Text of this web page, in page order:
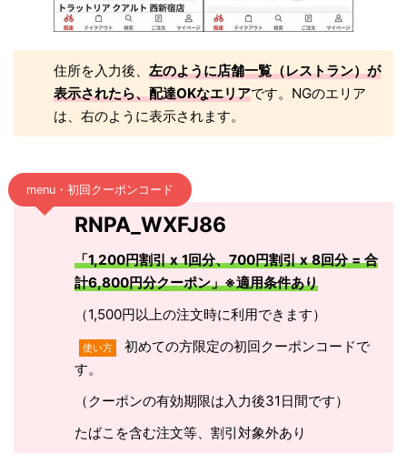
住所を入力後、左のように店舗一覧（レストラン）が
表示されたら、配達OKなエリアです。NGのエリア
は、右のように表示されます。
menu・初回クーポンコード
RNPA_WXFJ86
「1,200円割引 x 1回分、700円割引 x 8回分 = 合
計6,800円分クーポン」※適用条件あり
（1,500円以上の注文時に利用できます）
使い方
初めての方限定の初回クーポンコードで
す。
（クーポンの有効期限は入力後31日間です）
たばこを含む注文等、割引対象外あり